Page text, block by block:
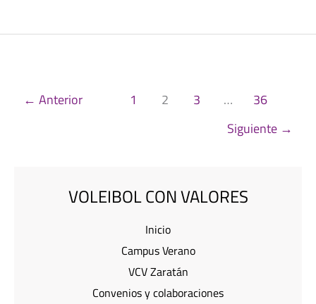
← Anterior 1 2 3 …
36
Siguiente →
VOLEIBOL CON VALORES
Inicio
Campus Verano
VCV Zaratán
Convenios y colaboraciones